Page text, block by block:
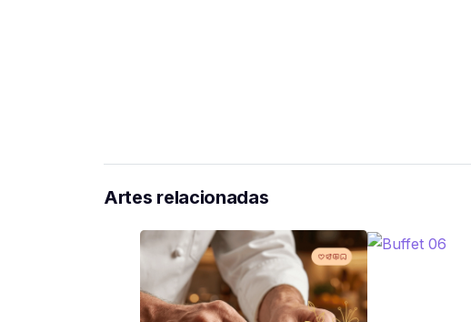
Artes relacionadas